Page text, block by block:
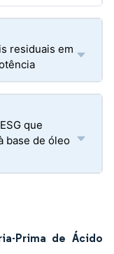
residuais em
que
base de óleo
Prima de Ácido